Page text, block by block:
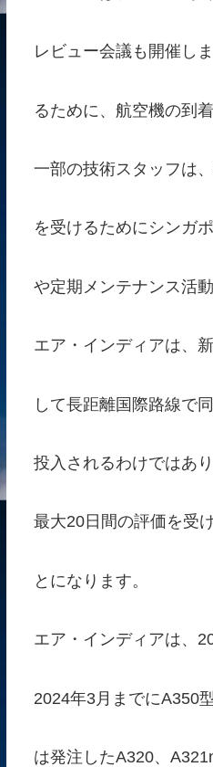
レビュー会議も開催し
るために、航空機の到
一部の技術スタッフは
を受けるためにシンガ
や定期メンテナンス活
エア・インディアは、
して長距離国際路線で
投入されるわけではあ
最大20日間の評価を受
とになります。
エア・インディアは、
2024年3月までにA350
は発注したA320、